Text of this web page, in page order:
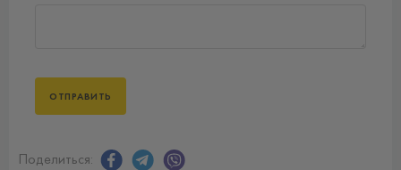
Поделиться: